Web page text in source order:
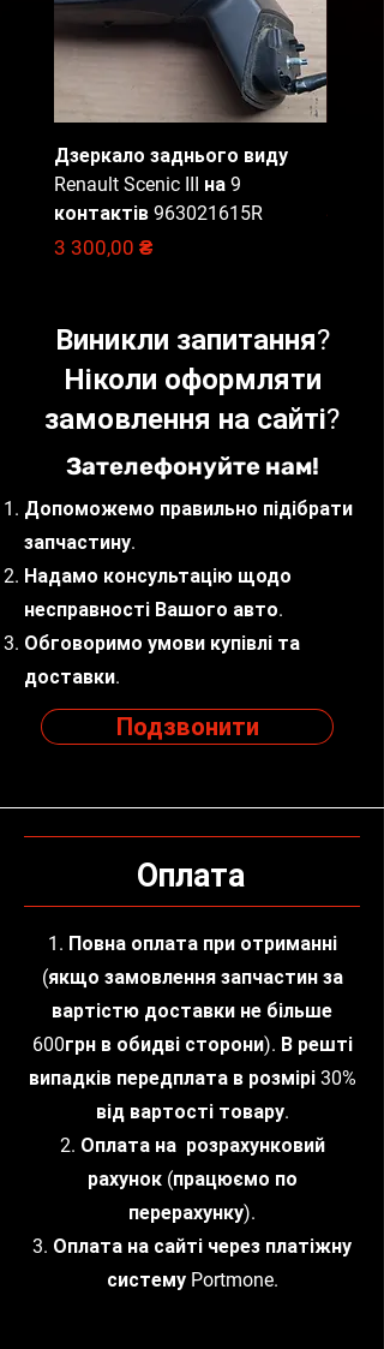
карта, по перерахунку, при
отриманні).
Дзеркало заднього виду
Renault Scenic III на 9
контактів 963021615R
Ціна
3 300,00 ₴
Ціна
2
Виникли запитання?
Ніколи оформляти
замовлення на сайті?
Зателефонуйте нам!
Допоможемо правильно підібрати
запчастину.
Надамо консультацію щодо
несправності Вашого авто.
Обговоримо умови купівлі та
доставки.
Подзвонити
Оплата
1. Повна оплата при отриманні
(якщо замовлення запчастин за
вартістю доставки не більше
600грн в обидві сторони). В решті
випадків передплата в розмірі 30%
від вартості товару.
2. Оплата на розрахунковий
рахунок (працюємо по
перерахунку).
3. Оплата на сайті через платіжну
систему Portmone.